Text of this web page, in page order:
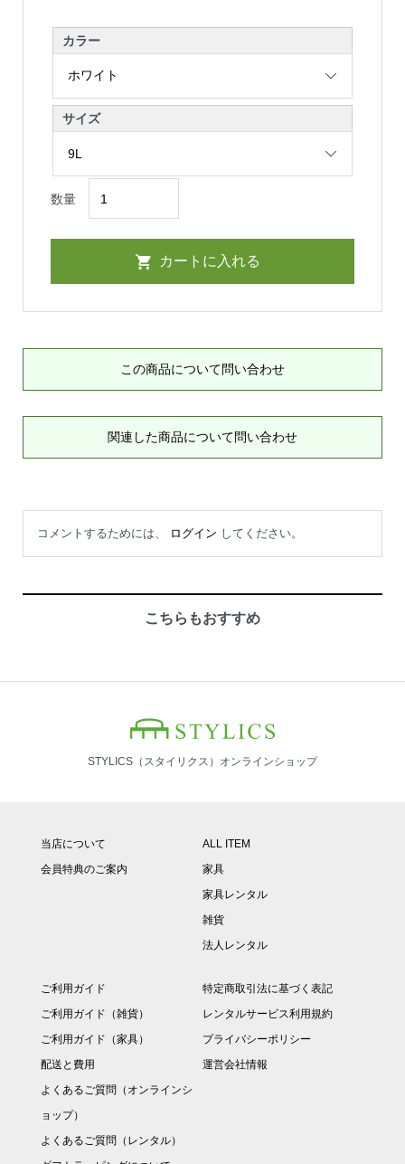
カラー
サイズ
数量
この商品について問い合わせ
関連した商品について問い合わせ
コメントするためには、 ログイン してください。
こちらもおすすめ
STYLICS（スタイリクス）オンラインショップ
当店について
会員特典のご案内
ALL ITEM
家具
家具レンタル
雑貨
法人レンタル
ご利用ガイド
ご利用ガイド（雑貨）
ご利用ガイド（家具）
配送と費用
よくあるご質問（オンラインシ
ョップ）
よくあるご質問（レンタル）
特定商取引法に基づく表記
レンタルサービス利用規約
プライバシーポリシー
運営会社情報